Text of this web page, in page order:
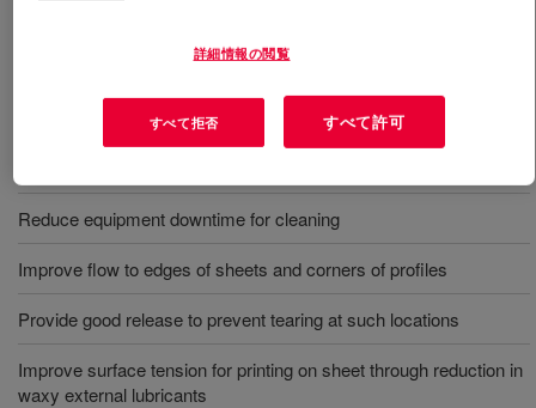
Improve hot metal release of PVC during melt processing
All methods of rigid PVC melt processing including calendering,
Reduce equipment downtime for cleaning
Improve flow to edges of sheets and corners of profiles
Provide good release to prevent tearing at such locations
Improve surface tension for printing on sheet through reduction in
waxy external lubricants
詳細情報の閲覧
すべて拒否 すべて許可